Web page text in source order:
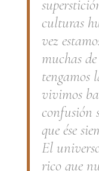
culturas
vez
muchas
tengamos
vivimos
confusión
que ése
El
rico que